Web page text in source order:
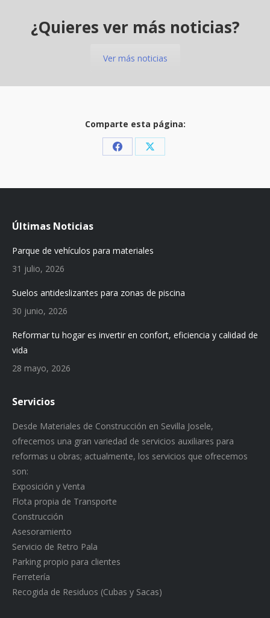
¿Quieres ver más noticias?
Ver más noticias
Comparte esta página:
Share
Facebook
Share
X
Últimas Noticias
Parque de vehículos para materiales
31 julio, 2026
Suelos antideslizantes para zonas de piscina
30 junio, 2026
Reformar tu hogar es invertir en confort, eficiencia y calidad de
vida
28 mayo, 2026
Servicios
Desde Materiales de Construcción en Sevilla Josele,
ofrecemos una gran variedad de servicios auxiliares para
reformas u obras; actualmente, los servicios que ofrecemos
son:
Exposición y Venta
Flota propia de Transporte
Construcción
Asesoramiento
Servicio de Retro Pala
Parking propio para clientes
Ferretería
Recogida de Residuos (Cubas y Sacas)